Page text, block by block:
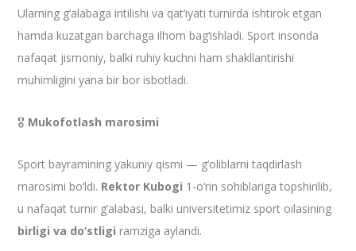
Ularning g‘alabaga intilishi va qat’iyati turnirda ishtirok etgan
hamda kuzatgan barchaga ilhom bag‘ishladi. Sport insonda
nafaqat jismoniy, balki ruhiy kuchni ham shakllantirishi
muhimligini yana bir bor isbotladi.
🎖 Mukofotlash marosimi
Sport bayramining yakuniy qismi — g‘oliblarni taqdirlash
marosimi bo‘ldi. Rektor Kubogi 1-o‘rin sohiblariga topshirilib,
u nafaqat turnir g‘alabasi, balki universitetimiz sport oilasining
birligi va do‘stligi ramziga aylandi.